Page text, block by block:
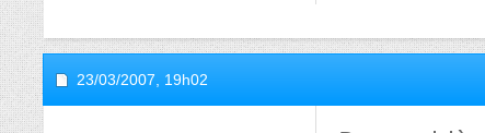
23/03/2007, 19h02